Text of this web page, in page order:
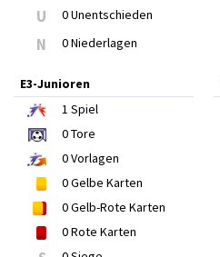
U 0 Unentschieden
N 0 Niederlagen
E3-Junioren
1 Spiel
0Tore
0Vorlagen
0Gelbe Karten
0Gelb-Rote Karten
0Rote Karten